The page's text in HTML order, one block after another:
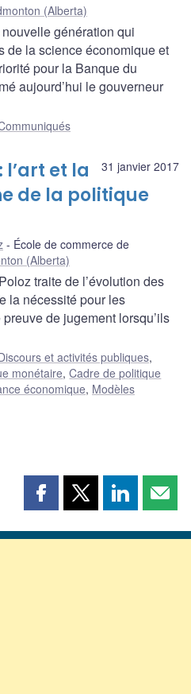
(Alberta)
génération qui
de la science économique et
pour la Banque du
aujourd’hui le gouverneur
31 janvier 2017
et la
de la politique
École de commerce de
(Alberta)
traite de l’évolution des
la nécessité pour les
de jugement lorsqu’ils
et activités publiques,
monétaire,Cadre de politique
économique, Modèles
Partager
page
Partager
page
Partager
page page